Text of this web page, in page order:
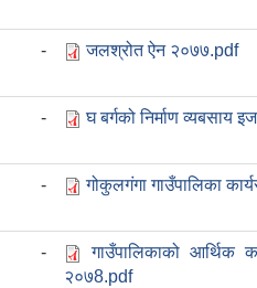
-
जलश्रोत ऐन २०७७.pdf
-
घ बर्गको निर्माण व्यबसाय
-
गोकुलगंगा गाउँपालिका
-
गाउँपालिकाको आर्थिक
२०७8.pdf